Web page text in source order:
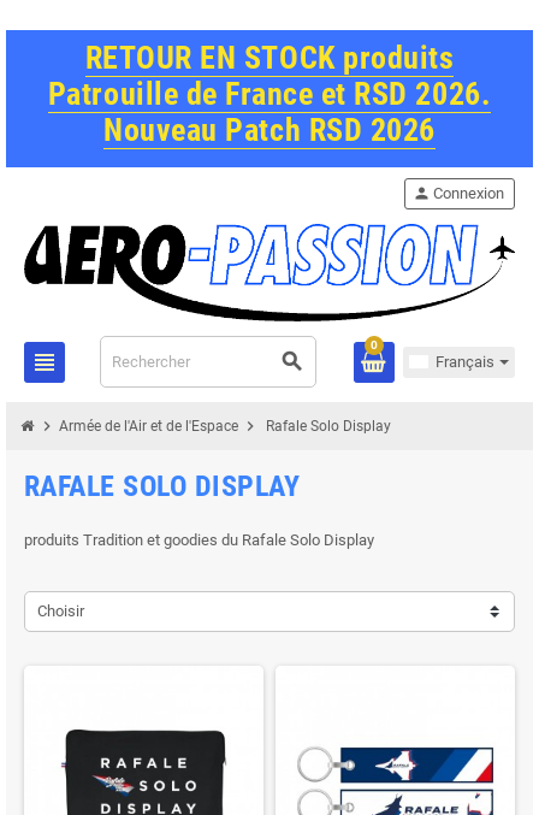
RETOUR EN STOCK produits
Patrouille de France et RSD 2026.
Nouveau Patch RSD 2026
view_headline search
person Connexion
0
Français
chevron_right Armée de l'Air et de l'Espace chevron_right Rafale Solo Display
RAFALE SOLO DISPLAY
produits Tradition et goodies du Rafale Solo Display
Choisir